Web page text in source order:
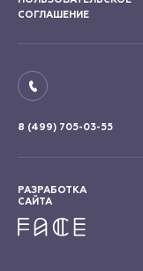
СОГЛАШЕНИЕ
8 (499) 705-03-55
РАЗРАБОТКА
САЙТА